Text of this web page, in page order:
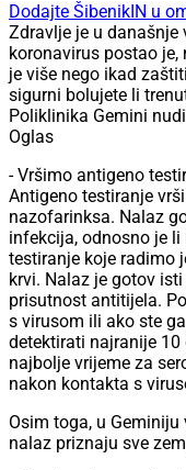
Dodajte ŠibenikIN u
Zdravlje je u današnje
koronavirus postao je,
je više nego ikad
sigurni bolujete li
Poliklinika Gemini
Oglas
- Vršimo antigeno
Antigeno testiranje
nazofarinksa. Nalaz
infekcija, odnosno je
testiranje koje radimo
krvi. Nalaz je gotov
prisutnost antitijela.
s virusom ili ako ste
detektirati najranije
najbolje vrijeme za
nakon kontakta s
Osim toga, u Geminiju
nalaz priznaju sve